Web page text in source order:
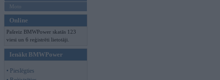
Moto
Online
Pašreiz BMWPower skatās 123
viesi un 6 reģistrēti lietotāji.
Ienākt BMWPower
• Pieslēgties